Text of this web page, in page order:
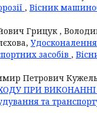
, Вісник
Грицук ,
засобів ,
Петрович
ПРИ ВИКОНАННІ
та